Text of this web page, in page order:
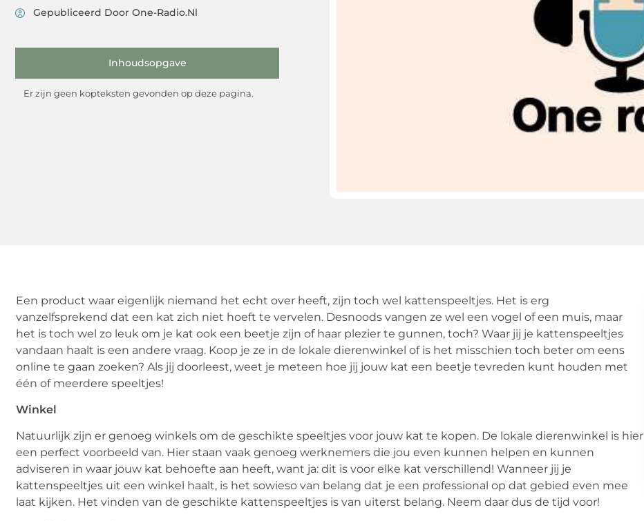
Gepubliceerd Door One-Radio.nl
Inhoudsopgave
Er zijn geen kopteksten gevonden op deze pagina.
Een product waar eigenlijk niemand het echt over heeft, zijn toch wel kattenspeeltjes. Het is erg
vanzelfsprekend dat een kat zich niet hoeft te vervelen. Desnoods vangen ze wel een vogel of een muis, maar
het is toch wel zo leuk om je kat ook een beetje zijn of haar plezier te gunnen, toch? Waar jij je kattenspeeltjes
vandaan haalt is een andere vraag. Koop je ze in de lokale dierenwinkel of is het misschien toch beter om eens
online te gaan zoeken? Als jij doorleest, weet je meteen hoe jij jouw kat een beetje tevreden kunt houden met
één of meerdere speeltjes!
Winkel
Natuurlijk zijn er genoeg winkels om de geschikte speeltjes voor jouw kat te kopen. De lokale dierenwinkel is hier
een perfect voorbeeld van. Hier staan vaak genoeg werknemers die jou even kunnen helpen en kunnen
adviseren in waar jouw kat behoefte aan heeft, want ja: dit is voor elke kat verschillend! Wanneer jij je
kattenspeeltjes uit een winkel haalt, is het sowieso van belang dat je een professional op dat gebied even mee
laat kijken. Het vinden van de geschikte kattenspeeltjes is van uiterst belang. Neem daar dus de tijd voor!